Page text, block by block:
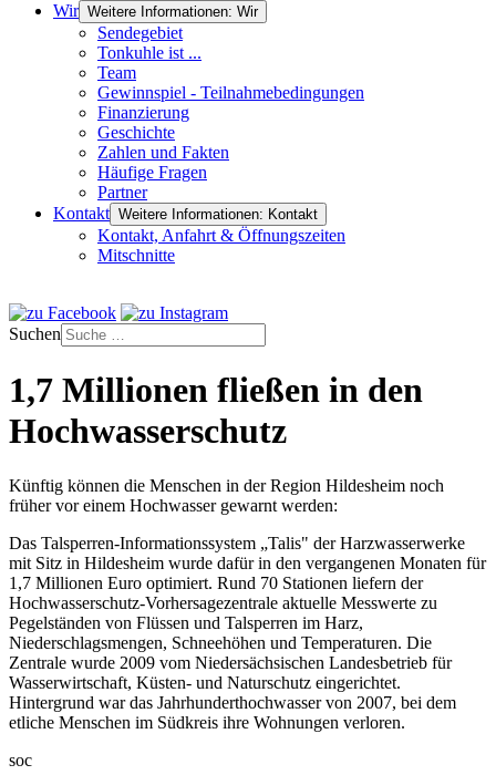
Wir Weitere Informationen: Wir
Sendegebiet
Tonkuhle ist ...
Team
Gewinnspiel - Teilnahmebedingungen
Finanzierung
Geschichte
Zahlen und Fakten
Häufige Fragen
Partner
Kontakt Weitere Informationen: Kontakt
Kontakt, Anfahrt & Öffnungszeiten
Mitschnitte
Suchen
1,7 Millionen fließen in den
Hochwasserschutz
Künftig können die Menschen in der Region Hildesheim noch
früher vor einem Hochwasser gewarnt werden:
Das Talsperren-Informationssystem „Talis" der Harzwasserwerke
mit Sitz in Hildesheim wurde dafür in den vergangenen Monaten für
1,7 Millionen Euro optimiert. Rund 70 Stationen liefern der
Hochwasserschutz-Vorhersagezentrale aktuelle Messwerte zu
Pegelständen von Flüssen und Talsperren im Harz,
Niederschlagsmengen, Schneehöhen und Temperaturen. Die
Zentrale wurde 2009 vom Niedersächsischen Landesbetrieb für
Wasserwirtschaft, Küsten- und Naturschutz eingerichtet.
Hintergrund war das Jahrhunderthochwasser von 2007, bei dem
etliche Menschen im Südkreis ihre Wohnungen verloren.
soc